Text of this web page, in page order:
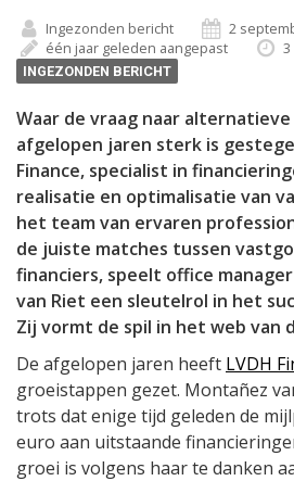
Ingezonden bericht
2
één jaar geleden aangepast
INGEZONDEN BERICHT
Waar de vraag naar
afgelopen jaren sterk is
Finance, specialist in
realisatie en optimalisatie van
het team van ervaren
de juiste matches tussen
financiers, speelt office
van Riet een sleutelrol in het
Zij vormt de spil in het web van
De afgelopen jaren heeft LVDH
groeistappen gezet. Montañez
trots dat enige tijd geleden de
euro aan uitstaande
groei is volgens haar te danken